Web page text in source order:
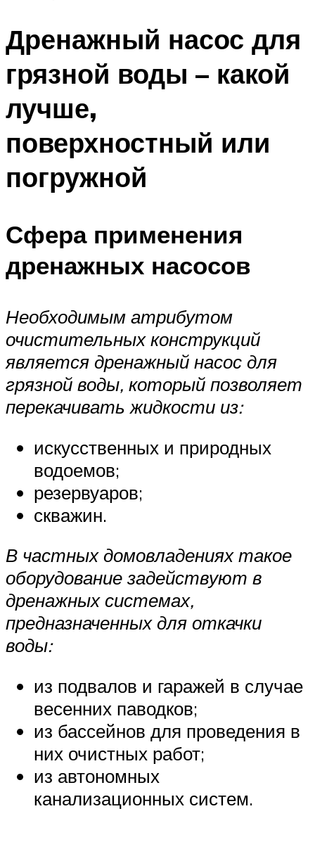
Дренажный насос для
грязной воды – какой
лучше,
поверхностный или
погружной
Сфера применения
дренажных насосов
Необходимым атрибутом
очистительных конструкций
является дренажный насос для
грязной воды, который позволяет
перекачивать жидкости из:
искусственных и природных
водоемов;
резервуаров;
скважин.
В частных домовладениях такое
оборудование задействуют в
дренажных системах,
предназначенных для откачки
воды:
из подвалов и гаражей в случае
весенних паводков;
из бассейнов для проведения в
них очистных работ;
из автономных
канализационных систем.